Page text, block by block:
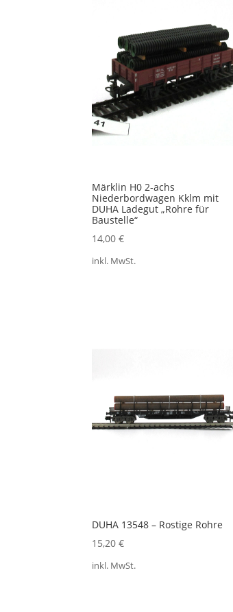
Märklin H0 2-achs
Niederbordwagen Kklm mit
DUHA Ladegut „Rohre für
Baustelle“
14,00€
inkl. MwSt.
DUHA 13548 – Rostige Rohre
15,20€
inkl. MwSt.